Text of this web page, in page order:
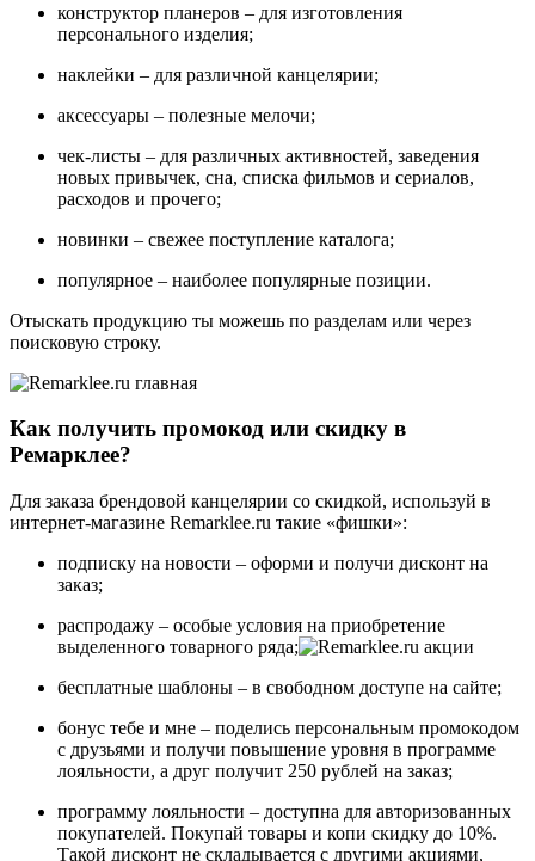
конструктор планеров – для изготовления
персонального изделия;
наклейки – для различной канцелярии;
аксессуары – полезные мелочи;
чек-листы – для различных активностей, заведения
новых привычек, сна, списка фильмов и сериалов,
расходов и прочего;
новинки – свежее поступление каталога;
популярное – наиболее популярные позиции.
Отыскать продукцию ты можешь по разделам или через
поисковую строку.
Как получить промокод или скидку в
Ремарклее?
Для заказа брендовой канцелярии со скидкой, используй в
интернет-магазине Remarklee.ru такие «фишки»:
подписку на новости – оформи и получи дисконт на
заказ;
распродажу – особые условия на приобретение
выделенного товарного ряда;
бесплатные шаблоны – в свободном доступе на сайте;
бонус тебе и мне – поделись персональным промокодом
с друзьями и получи повышение уровня в программе
лояльности, а друг получит 250 рублей на заказ;
программу лояльности – доступна для авторизованных
покупателей. Покупай товары и копи скидку до 10%.
Такой дисконт не складывается с другими акциями,